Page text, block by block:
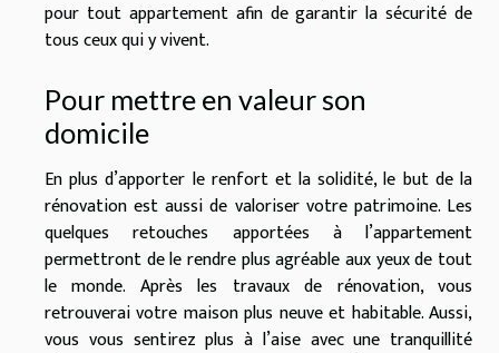
pour tout appartement afin de garantir la sécurité de
tous ceux qui y vivent.
Pour mettre en valeur son
domicile
En plus d’apporter le renfort et la solidité, le but de la
rénovation est aussi de valoriser votre patrimoine. Les
quelques retouches apportées à l’appartement
permettront de le rendre plus agréable aux yeux de tout
le monde. Après les travaux de rénovation, vous
retrouverai votre maison plus neuve et habitable. Aussi,
vous vous sentirez plus à l’aise avec une tranquillité